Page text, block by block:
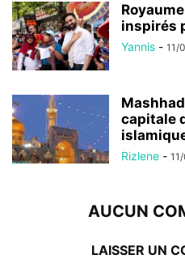
inspirés
Yannis - 11/
capitale
Rizlene -
AUCUN
LAISSER UN